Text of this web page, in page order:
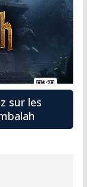
sur les